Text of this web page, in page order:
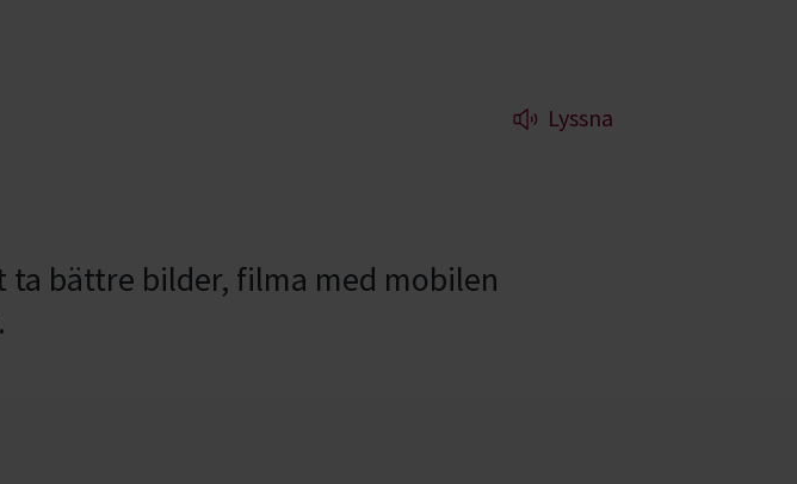
Lyssna
ta bättre bilder, filma med mobilen